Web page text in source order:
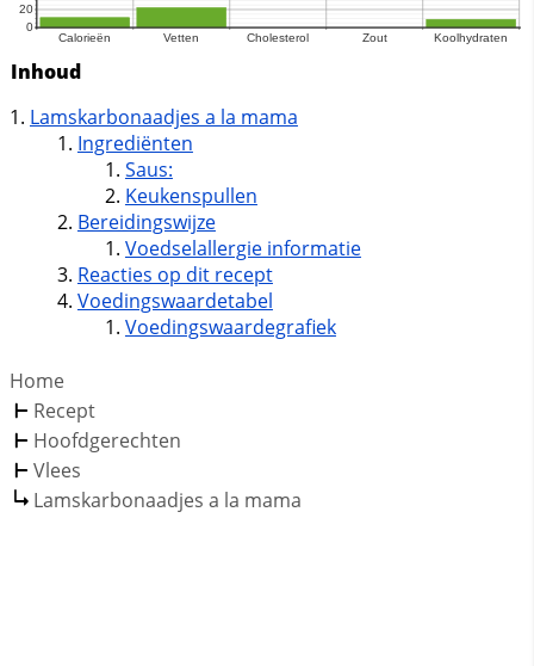
Inhoud
Lamskarbonaadjes a la mama
Ingrediënten
Saus:
Keukenspullen
Bereidingswijze
Voedselallergie informatie
Reacties op dit recept
Voedingswaardetabel
Voedingswaardegrafiek
Home
Recept
Hoofdgerechten
Vlees
Lamskarbonaadjes a la mama